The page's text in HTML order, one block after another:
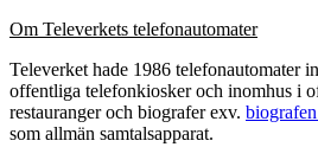
Om Televerkets telefonautomater
Televerket hade 1986 telefonautomater
offentliga telefonkiosker och inomhus i
restauranger och biografer exv.
som allmän samtalsapparat.